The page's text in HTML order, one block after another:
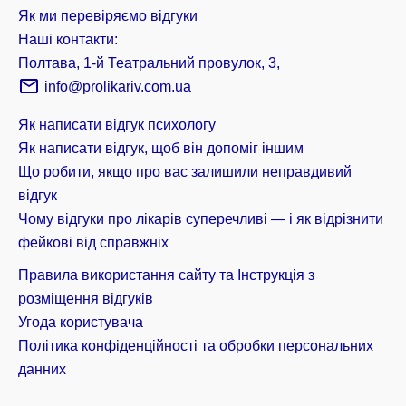
Як ми перевіряємо відгуки
Наші контакти:
Полтава, 1-й Театральний провулок, 3,
info@prolikariv.com.ua
Як написати відгук психологу
Як написати відгук, щоб він допоміг іншим
Що робити, якщо про вас залишили неправдивий
відгук
Чому відгуки про лікарів суперечливі — і як відрізнити
фейкові від справжніх
Правила використання сайту та Інструкція з
розміщення відгуків
Угода користувача
Політика конфіденційності та обробки персональних
данних